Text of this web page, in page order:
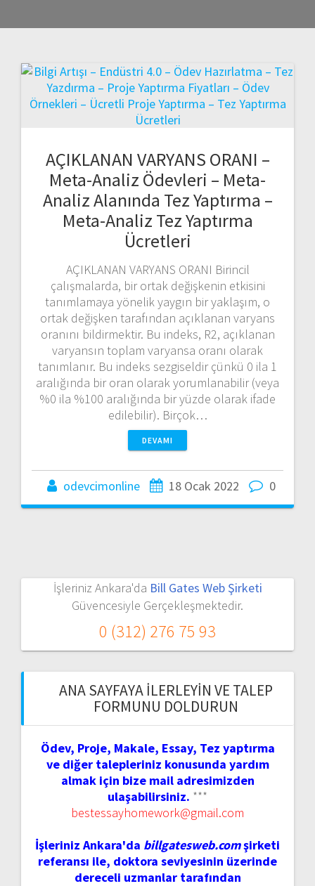
AÇIKLANAN VARYANS ORANI –
Meta-Analiz Ödevleri – Meta-
Analiz Alanında Tez Yaptırma –
Meta-Analiz Tez Yaptırma
Ücretleri
AÇIKLANAN VARYANS ORANI Birincil
çalışmalarda, bir ortak değişkenin etkisini
tanımlamaya yönelik yaygın bir yaklaşım, o
ortak değişken tarafından açıklanan varyans
oranını bildirmektir. Bu indeks, R2, açıklanan
varyansın toplam varyansa oranı olarak
tanımlanır. Bu indeks sezgiseldir çünkü 0 ila 1
aralığında bir oran olarak yorumlanabilir (veya
%0 ila %100 aralığında bir yüzde olarak ifade
edilebilir). Birçok…
DEVAMI
odevcimonline 18 Ocak 2022 0
İşleriniz Ankara'da Bill Gates Web Şirketi
Güvencesiyle Gerçekleşmektedir.
0 (312) 276 75 93
ANA SAYFAYA İLERLEYIN VE TALEP
FORMUNU DOLDURUN
Ödev, Proje, Makale, Essay, Tez yaptırma
ve diğer talepleriniz konusunda yardım
almak için bize mail adresimizden
ulaşabilirsiniz. ***
bestessayhomework@gmail.com
İşleriniz Ankara'da billgatesweb.comşirketi
referansı ile, doktora seviyesinin üzerinde
dereceli uzmanlar tarafından